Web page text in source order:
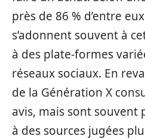
près de 86 % d’entre
s’adonnent souvent à
à des plate-formes
réseaux sociaux. En
de la Génération X
avis, mais sont souvent
à des sources jugées